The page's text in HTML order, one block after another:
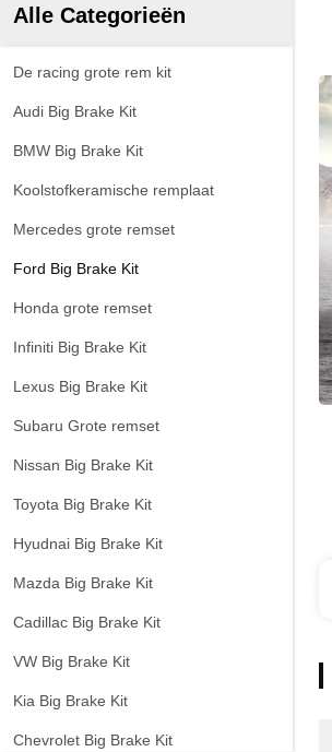
Alle Categorieën
De racing grote rem kit
Audi Big Brake Kit
BMW Big Brake Kit
Koolstofkeramische remplaat
Mercedes grote remset
Ford Big Brake Kit
Honda grote remset
Infiniti Big Brake Kit
Lexus Big Brake Kit
Subaru Grote remset
Nissan Big Brake Kit
Toyota Big Brake Kit
Hyudnai Big Brake Kit
Mazda Big Brake Kit
Cadillac Big Brake Kit
VW Big Brake Kit
Kia Big Brake Kit
Chevrolet Big Brake Kit